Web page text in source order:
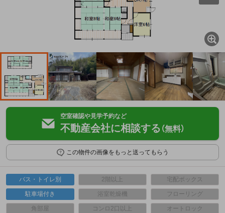
空室確認や見学予約など
不動産会社に相談する （無料）
この物件の画像をもっと送ってもらう
バス・トイレ別 2階以上 宅配ボックス
駐車場付き 浴室乾燥機 フローリング
角部屋 コンロ2口以上 オートロック